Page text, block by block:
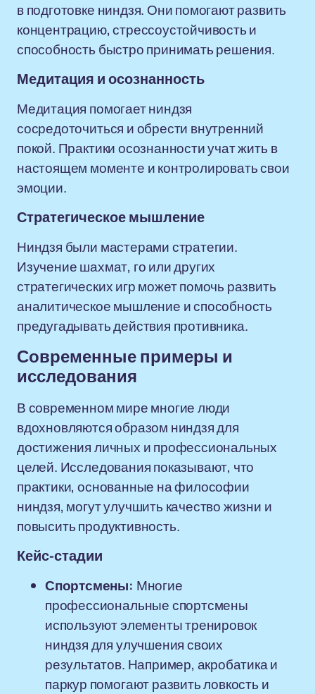
в подготовке ниндзя. Они помогают развить
концентрацию, стрессоустойчивость и
способность быстро принимать решения.
Медитация и осознанность
Медитация помогает ниндзя
сосредоточиться и обрести внутренний
покой. Практики осознанности учат жить в
настоящем моменте и контролировать свои
эмоции.
Стратегическое мышление
Ниндзя были мастерами стратегии.
Изучение шахмат, го или других
стратегических игр может помочь развить
аналитическое мышление и способность
предугадывать действия противника.
Современные примеры и
исследования
В современном мире многие люди
вдохновляются образом ниндзя для
достижения личных и профессиональных
целей. Исследования показывают, что
практики, основанные на философии
ниндзя, могут улучшить качество жизни и
повысить продуктивность.
Кейс-стадии
Спортсмены: Многие
профессиональные спортсмены
используют элементы тренировок
ниндзя для улучшения своих
результатов. Например, акробатика и
паркур помогают развить ловкость и